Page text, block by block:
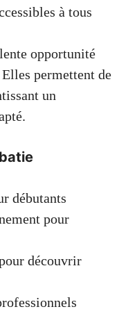
à tous
opportunité
permettent de
un
débutants
pour
découvrir